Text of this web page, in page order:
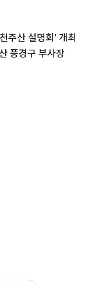
주산 설명회' 개최
풍경구 부사장